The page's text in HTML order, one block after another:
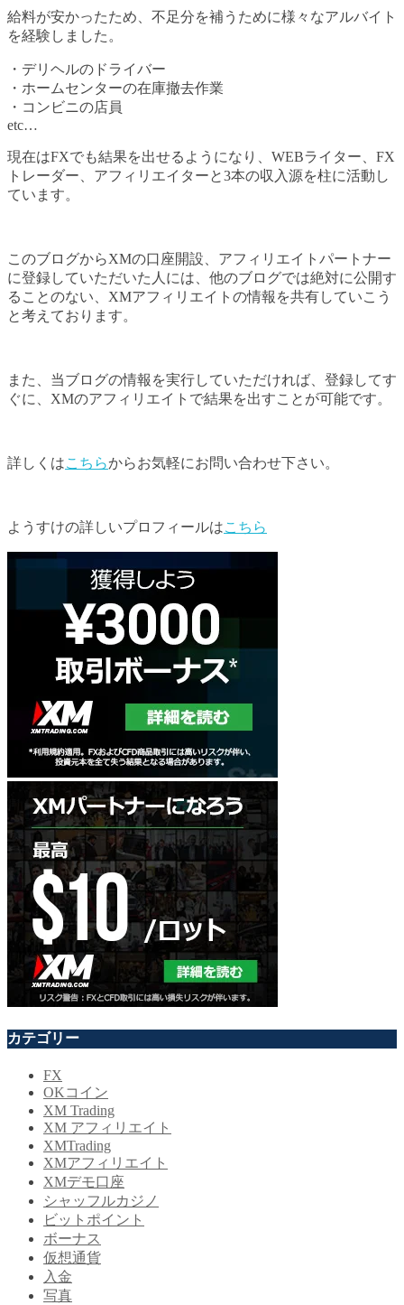
給料が安かったため、不足分を補うために様々なアルバイト
を経験しました。
・デリヘルのドライバー
・ホームセンターの在庫撤去作業
・コンビニの店員
etc…
現在はFXでも結果を出せるようになり、WEBライター、FX
トレーダー、アフィリエイターと3本の収入源を柱に活動し
ています。
このブログからXMの口座開設、アフィリエイトパートナー
に登録していただいた人には、他のブログでは絶対に公開す
ることのない、XMアフィリエイトの情報を共有していこう
と考えております。
また、当ブログの情報を実行していただければ、登録してす
ぐに、XMのアフィリエイトで結果を出すことが可能です。
詳しくはこちらからお気軽にお問い合わせ下さい。
ようすけの詳しいプロフィールはこちら
カテゴリー
FX
OKコイン
XM Trading
XM アフィリエイト
XMTrading
XMアフィリエイト
XMデモ口座
シャッフルカジノ
ビットポイント
ボーナス
仮想通貨
入金
写真